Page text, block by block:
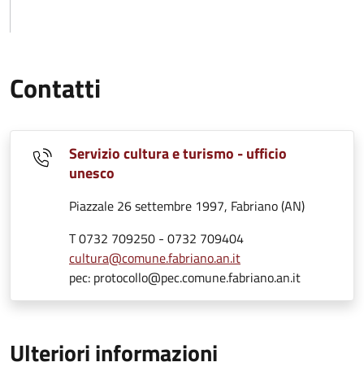
Contatti
Servizio cultura e turismo - ufficio
unesco
Piazzale 26 settembre 1997, Fabriano (AN)
T 0732 709250 - 0732 709404
cultura@comune.fabriano.an.it
pec: protocollo@pec.comune.fabriano.an.it
Ulteriori informazioni